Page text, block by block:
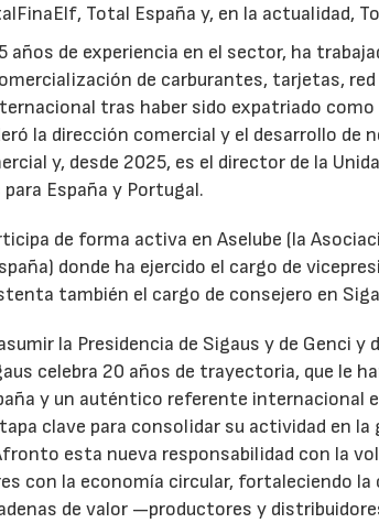
Total España y, en la actualidad,
años de experiencia en el sector, ha
de carburantes, tarjetas,
tras haber sido expatriado
la dirección comercial y el desarrollo de
y, desde 2025, es el director de la
España y Portugal.
de forma activa en Aselube (la
donde ha ejercido el cargo de
también el cargo de consejero en
la Presidencia de Sigaus y de Genci
celebra 20 años de trayectoria, que le
y un auténtico referente internacional
clave para consolidar su actividad en
esta nueva responsabilidad con la
con la economía circular, fortaleciendo
de valor —productores y